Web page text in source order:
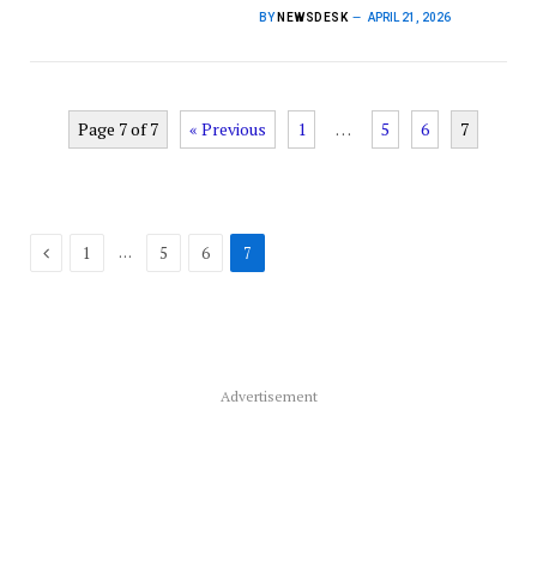
BY NEWSDESK APRIL 21, 2026
Page 7 of 7 « Previous 1 … 5 6 7
Previous
1 … 5 6 7
Advertisement